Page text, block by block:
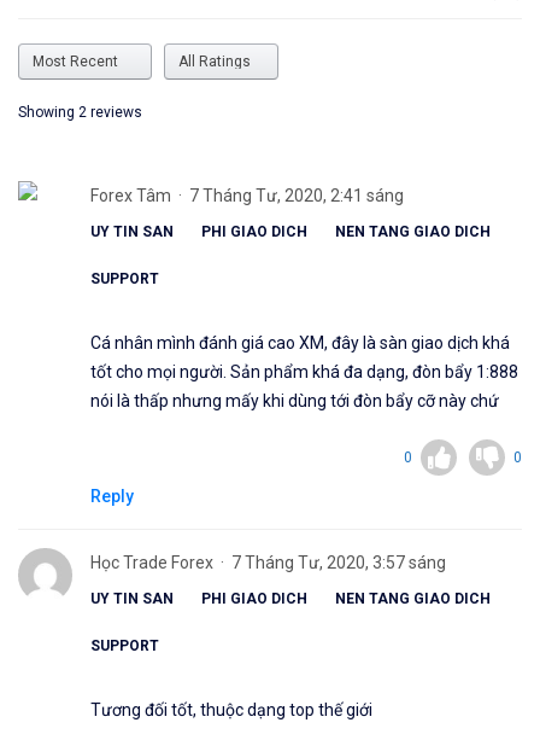
Showing 2 reviews
Forex Tâm 7 Tháng Tư, 2020, 2:41 sáng
UY TIN SAN PHI GIAO DICH NEN TANG GIAO DICH
SUPPORT
Cá nhân mình đánh giá cao XM, đây là sàn giao dịch khá
tốt cho mọi người. Sản phẩm khá đa dạng, đòn bẩy 1:888
nói là thấp nhưng mấy khi dùng tới đòn bẩy cỡ này chứ
0 0
Reply
Học Trade Forex 7 Tháng Tư, 2020, 3:57 sáng
UY TIN SAN PHI GIAO DICH NEN TANG GIAO DICH
SUPPORT
Tương đối tốt, thuộc dạng top thế giới